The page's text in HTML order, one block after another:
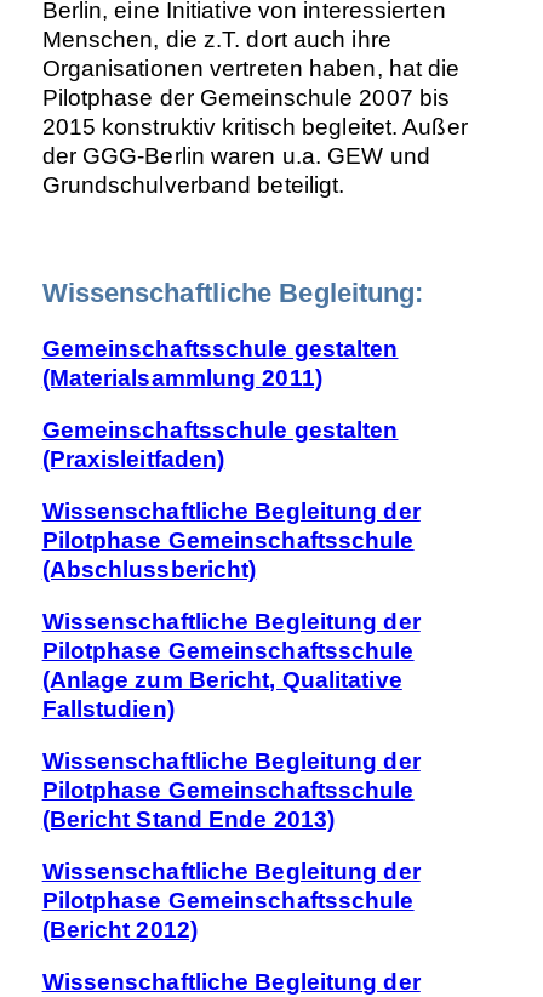
Berlin, eine Initiative von interessierten
Menschen, die z.T. dort auch ihre
Organisationen vertreten haben, hat die
Pilotphase der Gemeinschule 2007 bis
2015 konstruktiv kritisch begleitet. Außer
der GGG-Berlin waren u.a. GEW und
Grundschulverband beteiligt.
Wissenschaftliche Begleitung:
Gemeinschaftsschule gestalten
(Materialsammlung 2011)
Gemeinschaftsschule gestalten
(Praxisleitfaden)
Wissenschaftliche Begleitung der
Pilotphase Gemeinschaftsschule
(Abschlussbericht)
Wissenschaftliche Begleitung der
Pilotphase Gemeinschaftsschule
(Anlage zum Bericht, Qualitative
Fallstudien)
Wissenschaftliche Begleitung der
Pilotphase Gemeinschaftsschule
(Bericht Stand Ende 2013)
Wissenschaftliche Begleitung der
Pilotphase Gemeinschaftsschule
(Bericht 2012)
Wissenschaftliche Begleitung der